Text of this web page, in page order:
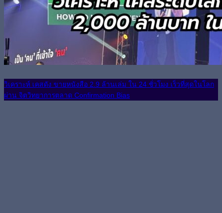
วิเคราะห์ เคสดัง ขายหนังสือ 2.9 ล้านเล่ม ใน 24 ชั่วโมง เร็วที่สุดในโลก
ผ่าน จิตวิทยาการตลาด Confirmation Bias